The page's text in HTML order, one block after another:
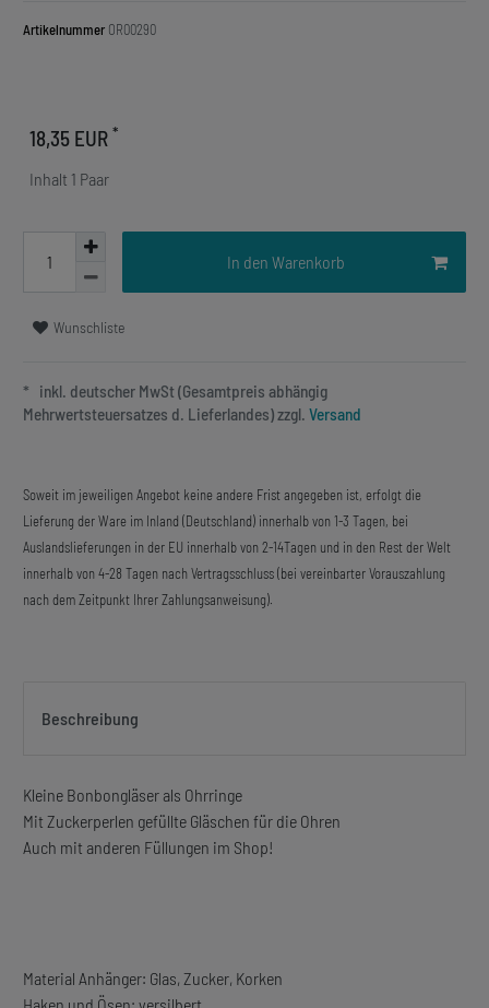
Artikelnummer OR00290
18,35 EUR *
Inhalt 1 Paar
In den Warenkorb
Wunschliste
* inkl. deutscher MwSt (Gesamtpreis abhängig
Mehrwertsteuersatzes d. Lieferlandes) zzgl. Versand
Soweit im jeweiligen Angebot keine andere Frist angegeben ist, erfolgt die
Lieferung der Ware im Inland (Deutschland) innerhalb von 1-3 Tagen, bei
Auslandslieferungen in der EU innerhalb von 2-14Tagen und in den Rest der Welt
innerhalb von 4-28 Tagen nach Vertragsschluss (bei vereinbarter Vorauszahlung
nach dem Zeitpunkt Ihrer Zahlungsanweisung).
Beschreibung
Kleine Bonbongläser als Ohrringe
Mit Zuckerperlen gefüllte Gläschen für die Ohren
Auch mit anderen Füllungen im Shop!
Material Anhänger: Glas, Zucker, Korken